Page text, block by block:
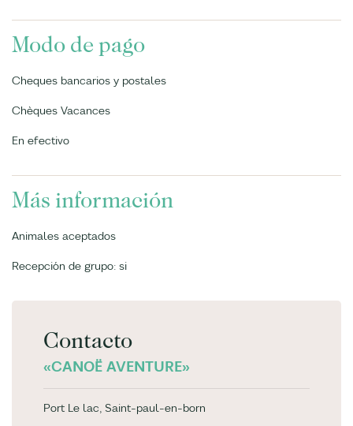
Modo de pago
Cheques bancarios y postales
Chèques Vacances
En efectivo
Más información
Animales aceptados
Recepción de grupo: si
Contacto
«CANOË AVENTURE»
Port Le lac, Saint-paul-en-born